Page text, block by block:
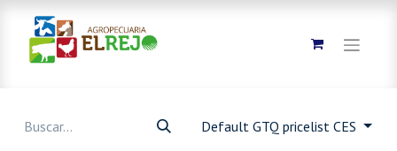
Default GTQ pricelist CES